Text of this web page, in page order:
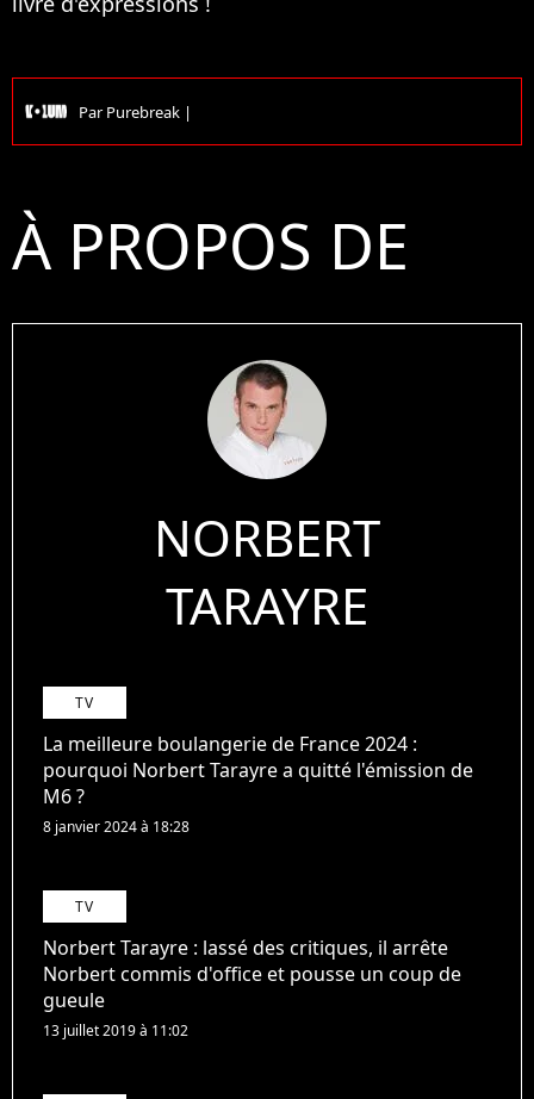
ParPurebreak |
À PROPOS DE
NORBERT
TARAYRE
TV
La meilleure boulangerie de France 2024 :
pourquoi Norbert Tarayre a quitté l'émission de
M6 ?
8 janvier 2024 à 18:28
TV
Norbert Tarayre : lassé des critiques, il arrête
Norbert commis d'office et pousse un coup de
gueule
13 juillet 2019 à 11:02